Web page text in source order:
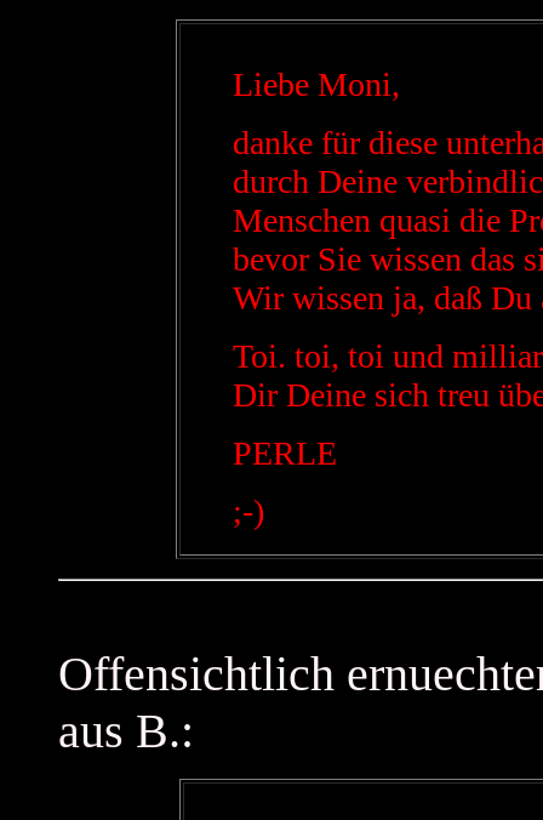
Liebe Moni,
danke für diese
durch Deine
Menschen quasi die
bevor Sie wissen das
Wir wissen ja, daß Du
Toi. toi, toi und
Dir Deine sich treu
PERLE
;-)
Offensichtlich
aus B.: